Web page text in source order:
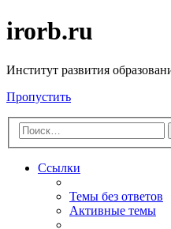
irorb.ru
Институт развития
Пропустить
Ссылки
Темы без ответов
Активные темы